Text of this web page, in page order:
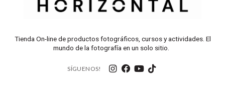
Tienda On-line de productos fotográficos, cursos y actividades. El
mundo de la fotografía en un solo sitio.
SÍGUENOS!